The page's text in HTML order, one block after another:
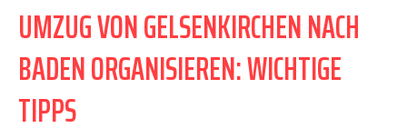
UMZUG VON GELSENKIRCHEN NACH
BADEN ORGANISIEREN: WICHTIGE
TIPPS